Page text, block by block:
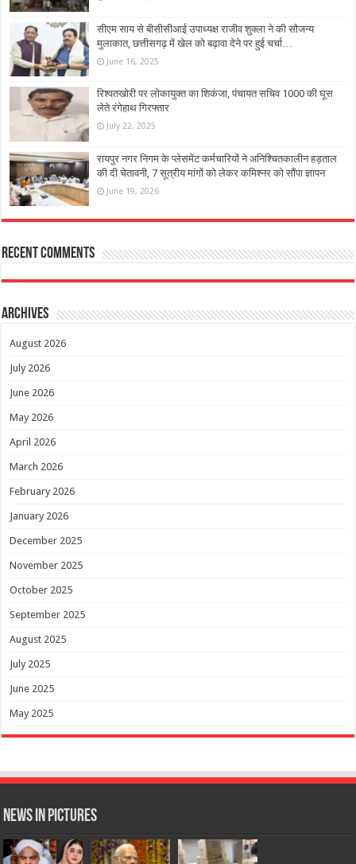
सीएम साय से बीसीसीआई उपाध्यक्ष राजीव शुक्ला ने की सौजन्य
मुलाकात, छत्तीसगढ़ में खेल को बढ़ावा देने पर हुई चर्चा…
June 16, 2025
रिश्वतखोरी पर लोकायुक्त का शिकंजा, पंचायत सचिव 1000 की घूस
लेते रंगेहाथ गिरफ्तार
July 22, 2025
रायपुर नगर निगम के प्लेसमेंट कर्मचारियों ने अनिश्चितकालीन हड़ताल
की दी चेतावनी, 7 सूत्रीय मांगों को लेकर कमिश्नर को सौंपा ज्ञापन
June 19, 2026
Recent Comments
Archives
August 2026
July 2026
June 2026
May 2026
April 2026
March 2026
February 2026
January 2026
December 2025
November 2025
October 2025
September 2025
August 2025
July 2025
June 2025
May 2025
News in Pictures